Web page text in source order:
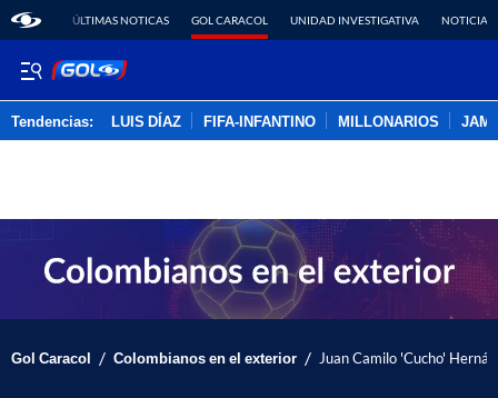
ÚLTIMAS NOTICAS GOL CARACOL UNIDAD INVESTIGATIVA NOTICIAS
Tendencias: LUIS DÍAZ FIFA-INFANTINO MILLONARIOS
Gol Caracol / Colombianos en el exterior / Juan Camilo 'Cucho'